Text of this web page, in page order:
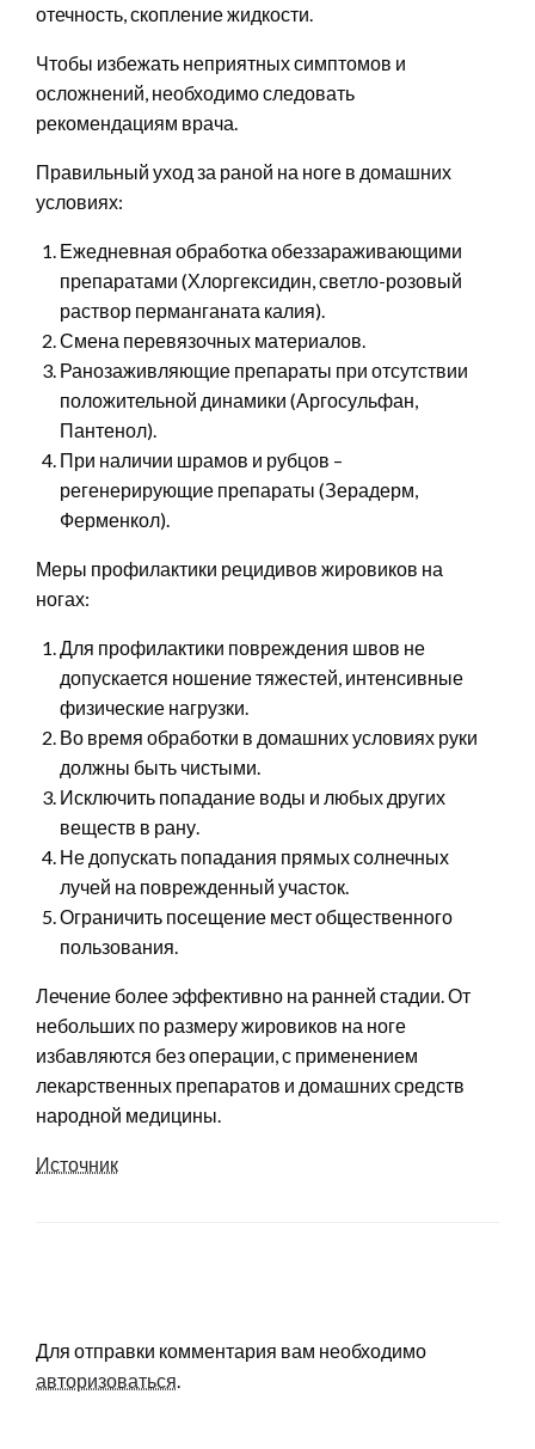
отечность, скопление жидкости.
Чтобы избежать неприятных симптомов и
осложнений, необходимо следовать
рекомендациям врача.
Правильный уход за раной на ноге в домашних
условиях:
Ежедневная обработка обеззараживающими
препаратами (Хлоргексидин, светло-розовый
раствор перманганата калия).
Смена перевязочных материалов.
Ранозаживляющие препараты при отсутствии
положительной динамики (Аргосульфан,
Пантенол).
При наличии шрамов и рубцов –
регенерирующие препараты (Зерадерм,
Ферменкол).
Меры профилактики рецидивов жировиков на
ногах:
Для профилактики повреждения швов не
допускается ношение тяжестей, интенсивные
физические нагрузки.
Во время обработки в домашних условиях руки
должны быть чистыми.
Исключить попадание воды и любых других
веществ в рану.
Не допускать попадания прямых солнечных
лучей на поврежденный участок.
Ограничить посещение мест общественного
пользования.
Лечение более эффективно на ранней стадии. От
небольших по размеру жировиков на ноге
избавляются без операции, с применением
лекарственных препаратов и домашних средств
народной медицины.
Источник
Для отправки комментария вам необходимо
авторизоваться.